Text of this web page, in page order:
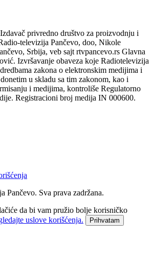
privredno društvo za proizvodnju i
televizija Pančevo, doo, Nikole
Srbija, veb sajt rtvpancevo.rs Glavna
Izvršavanje obaveza koje Radiotelevizija
zakona o elektronskim medijima i
u skladu sa tim zakonom, kao i
i medijima, kontroliše Regulatorno
Registracioni broj medija IN 000600.
Pančevo. Sva prava zadržana.
da bi vam pružio bolje korisničko
uslove korišćenja. Prihvatam